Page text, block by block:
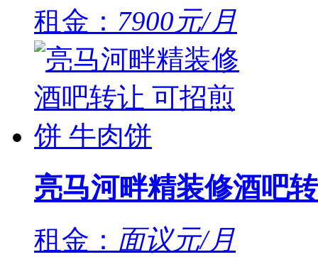
租金： 7900元/月
亮马河畔精装修酒吧
租金： 面议元/月